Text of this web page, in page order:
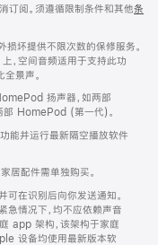
订阅。须遵循限制条件和其他条
坏提供不限次数的保修服务。
空间音频适用于支持此功
景声。
扬声器，如两部
HomePod (第一代)。
能并运行最新隔空播放软件
配件需单独购买。
可在识别后向你发送通知。
急情况下，均不应依赖声音
app 架构，该架构于家庭
设备均使用最新版本软